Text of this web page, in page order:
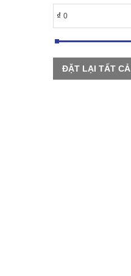
₫
ĐẶT LẠI TẤT CẢ